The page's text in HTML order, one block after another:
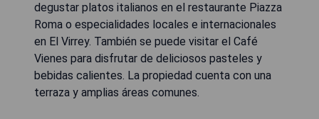
degustar platos italianos en el restaurante Piazza
Roma o especialidades locales e internacionales
en El Virrey. También se puede visitar el Café
Vienes para disfrutar de deliciosos pasteles y
bebidas calientes. La propiedad cuenta con una
terraza y amplias áreas comunes.